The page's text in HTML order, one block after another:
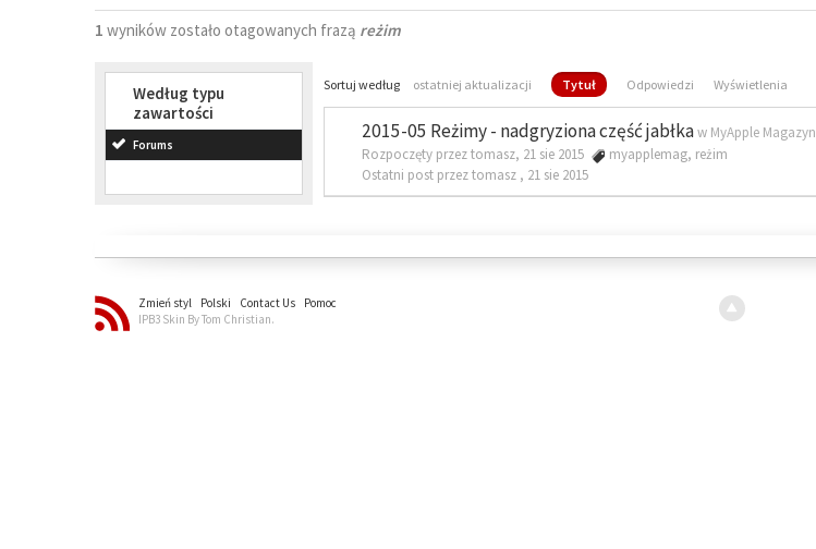
1 wyników zostało otagowanych frazą reżim
Według typu
zawartości
Forums
Sortuj według ostatniej aktualizacji Tytuł Odpowiedzi Wyświetlenia
2015-05 Reżimy - nadgryziona część jabłkaw MyApple Magazyn
Rozpoczęty przez tomasz, 21 sie 2015
myapplemag, reżim
Ostatni post przez tomasz , 21 sie 2015
Zmień styl Polski Contact Us
Pomoc
IPB3 Skin By Tom Christian.